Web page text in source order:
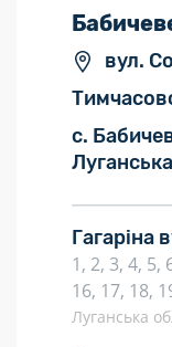
вул.
с.
Гагаріна
1, 2, 3, 4, 5,
16, 17, 18,
Луганська